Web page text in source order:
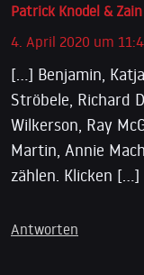
Patrick Knodel &
4. April 2020 um
[…] Benjamin,
Ströbele, Richard
Wilkerson, Ray
Martin, Annie
zählen. Klicken […]
Antworten